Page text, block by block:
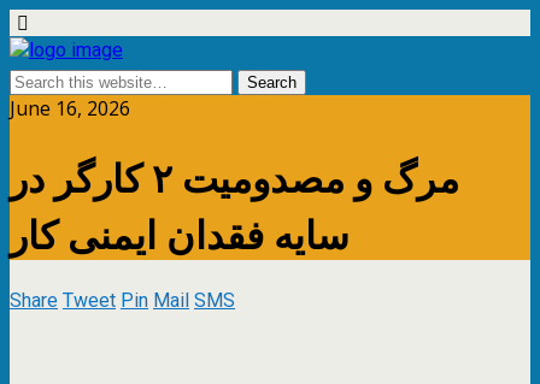
June 16, 2026
مرگ و مصدومیت ۲ کارگر در
سایه فقدان ایمنی کار
ShareTweetPinMailSMS